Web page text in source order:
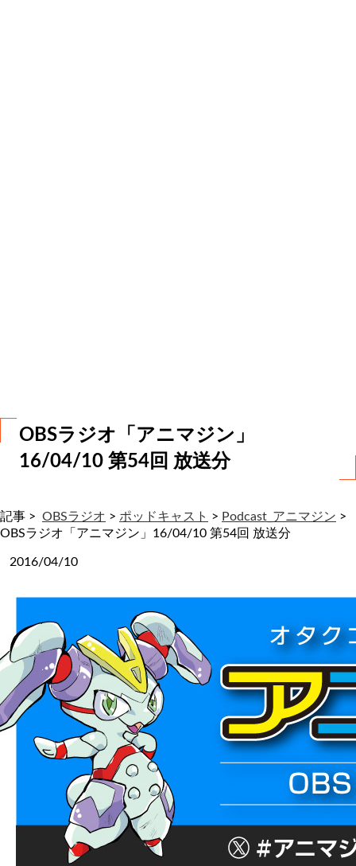
OBSラジオ「アニマジン」
16/04/10 第54回 放送分
記事 > OBSラジオ > ポッドキャスト > Podcast_アニマジン >
OBSラジオ「アニマジン」16/04/10 第54回 放送分
2016/04/10